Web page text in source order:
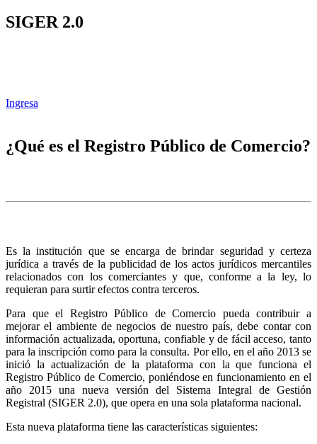
SIGER 2.0
Ingresa
¿Qué es el Registro Público de Comercio?
Es la institución que se encarga de brindar seguridad y certeza
jurídica a través de la publicidad de los actos jurídicos mercantiles
relacionados con los comerciantes y que, conforme a la ley, lo
requieran para surtir efectos contra terceros.
Para que el Registro Público de Comercio pueda contribuir a
mejorar el ambiente de negocios de nuestro país, debe contar con
información actualizada, oportuna, confiable y de fácil acceso, tanto
para la inscripción como para la consulta. Por ello, en el año 2013 se
inició la actualización de la plataforma con la que funciona el
Registro Público de Comercio, poniéndose en funcionamiento en el
año 2015 una nueva versión del Sistema Integral de Gestión
Registral (SIGER 2.0), que opera en una sola plataforma nacional.
Esta nueva plataforma tiene las características siguientes: